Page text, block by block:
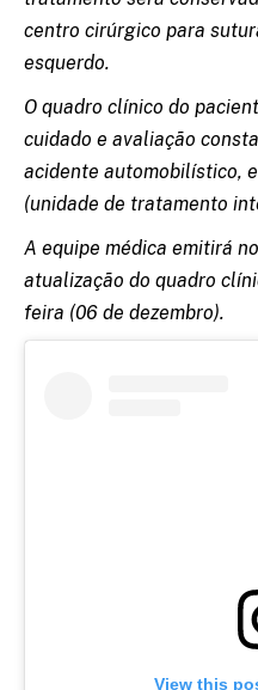
centro cirúrgico para
esquerdo.
O quadro clínico do
cuidado e avaliação
acidente automobilístico,
(unidade de tratamento
A equipe médica emitirá
atualização do quadro
feira (06 de dezembro).
View this